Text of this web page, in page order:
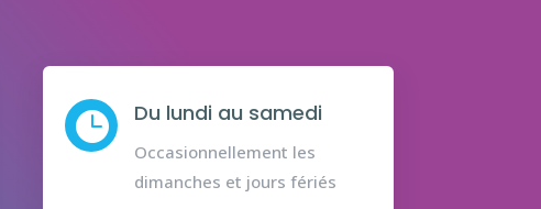
 Du lundi au samedi
Occasionnellement les
dimanches et jours fériés